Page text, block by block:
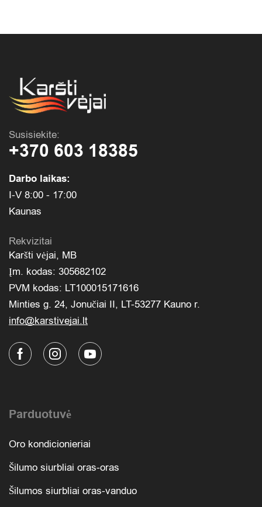
Susisiekite:
+370 603 18385
Darbo laikas:
I-V 8:00 - 17:00
Kaunas
Rekvizitai
Karšti vėjai, MB
Įm. kodas: 305682102
PVM kodas: LT100015171616
Minties g. 24, Jonučiai II, LT-53277 Kauno r.
info@karstivejai.lt
Parduotuvė
Oro kondicionieriai
Šilumo siurbliai oras-oras
Šilumos siurbliai oras-vanduo